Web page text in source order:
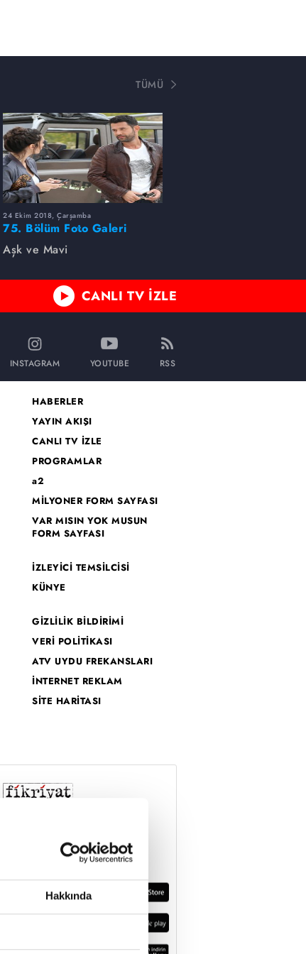
Hakkında
TÜMÜ
24 Ekim 2018, Çarşamba
75. Bölüm Foto Galeri
Aşk ve Mavi
CANLI TV İZLE
INSTAGRAM YOUTUBE RSS
HABERLER
YAYIN AKIŞI
CANLI TV İZLE
PROGRAMLAR
a2
MİLYONER FORM SAYFASI
VAR MISIN YOK MUSUN
FORM SAYFASI
İZLEYİCİ TEMSİLCİSİ
KÜNYE
GİZLİLİK BİLDİRİMİ
VERİ POLİTİKASI
ATV UYDU FREKANSLARI
İNTERNET REKLAM
SİTE HARİTASI